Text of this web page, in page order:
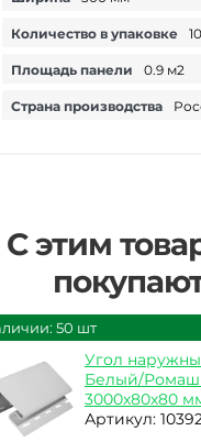
Количество в упаковке
Площадь панели 0.9 м2
Страна производства
С этим
50 шт
Угол
Белый/
3000х80х80
Артикул: